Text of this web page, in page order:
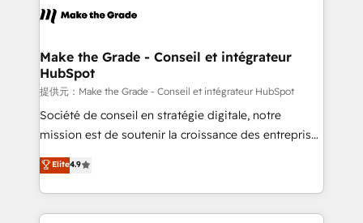
new HubSpot portal with Advanced Website and
CRM Migrations using our in-house "HubScrub" Tool.
worldwide, and with over 15 years in the ecosystem,
One company, one operating model, delivering
across offices and consulting teams in the UK, USA,
Canada, Germany, France, Belgium, Singapore, and
South Africa. Certified compliant with ISO/IEC
27001:2022 and ISO 9001:2015 across all seven
Make the Grade - Conseil et intégrateur
HubSpot
提供元：Make the Grade - Conseil et intégrateur HubSpot
Société de conseil en stratégie digitale, notre
mission est de soutenir la croissance des entreprises
B2B à travers l’acquisition de nouveaux clients,
l'intégration CRM et le développement des revenus
auprès de vos comptes existants. En France et à
l'international, nous travaillons avec des ETI
Elite4.9